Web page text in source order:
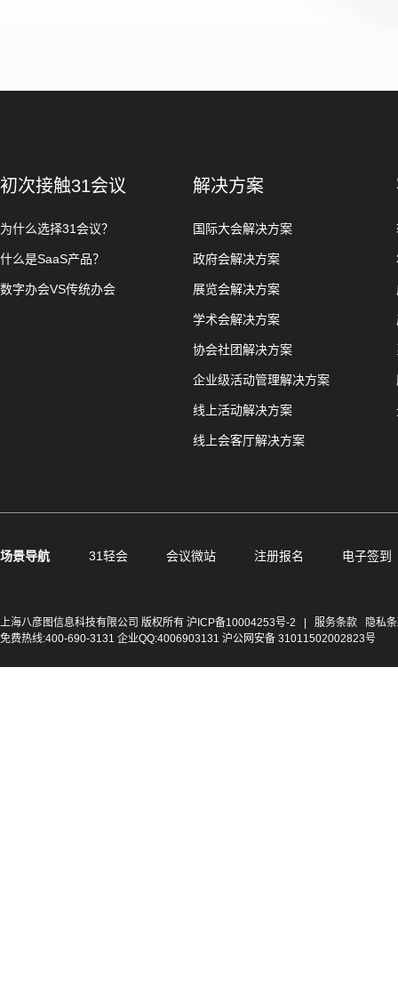
初次接触31会议
为什么选择31会议？
什么是SaaS产品？
数字办会VS传统办会
解决方案
国际大会解决方案
政府会解决方案
展览会解决方案
学术会解决方案
协会社团解决方案
企业级活动管理解决方案
线上活动解决方案
线上会客厅解决方案
场景导航 31轻会 会议微站 注册报名 电子签到
上海八彦图信息科技有限公司 版权所有 沪ICP备10004253号-2 服务条款
隐私
免费热线:400-690-3131 企业QQ:4006903131 沪公网安备 31011502002823号